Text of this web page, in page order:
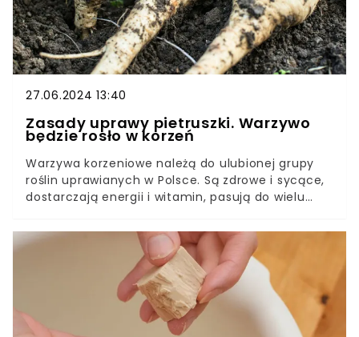
27.06.2024 13:40
Zasady uprawy pietruszki. Warzywo
będzie rosło w korzeń
Warzywa korzeniowe należą do ulubionej grupy
roślin uprawianych w Polsce. Są zdrowe i sycące,
dostarczają energii i witamin, pasują do wielu
marchewki i buraki, ale bardzo często w naszych
ogrodach oraz na naszych talerzach gości także
pietruszka. Co zrobić, by zdrowo rosła, a jej korzeń
był smaczny i okazały?